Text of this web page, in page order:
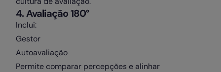
4️. Avaliação 180°
Inclui:
Gestor
Autoavaliação
Permite comparar percepções e alinhar